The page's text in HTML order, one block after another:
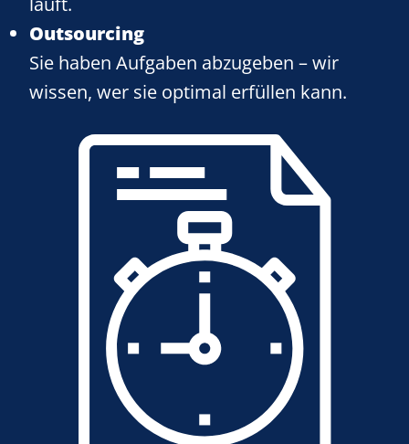
Outsourcing
Sie haben Aufgaben abzugeben – wir
wissen, wer sie optimal erfüllen kann.